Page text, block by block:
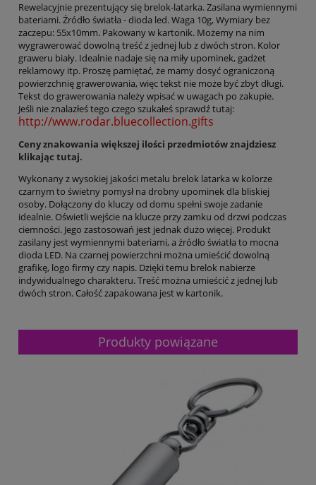
Rewelacyjnie prezentujący się brelok-latarka. Zasilana wymiennymi
bateriami. Źródło światła - dioda led. Waga 10g, Wymiary bez
zaczepu: 55x10mm. Pakowany w kartonik. Możemy na nim
wygrawerować dowolną treść z jednej lub z dwóch stron. Kolor
graweru biały. Idealnie nadaje się na miły upominek, gadżet
reklamowy itp. Proszę pamiętać, że mamy dosyć ograniczoną
powierzchnię grawerowania, więc tekst nie może być zbyt długi.
Tekst do grawerowania należy wpisać w uwagach po zakupie.
Jeśli nie znalazłeś tego czego szukałeś sprawdź tutaj:
http://www.rodar.bluecollection.gifts
Ceny znakowania większej ilości przedmiotów znajdziesz
klikając tutaj.
Wykonany z wysokiej jakości metalu brelok latarka w kolorze
czarnym to świetny pomysł na drobny upominek dla bliskiej
osoby. Dołączony do kluczy od domu spełni swoje zadanie
idealnie. Oświetli wejście na klucze przy zamku od drzwi podczas
ciemności. Jego zastosowań jest jednak dużo więcej. Produkt
zasilany jest wymiennymi bateriami, a źródło światła to mocna
dioda LED. Na czarnej powierzchni można umieścić dowolną
grafikę, logo firmy czy napis. Dzięki temu brelok nabierze
indywidualnego charakteru. Treść można umieścić z jednej lub
dwóch stron. Całość zapakowana jest w kartonik.
Produkty powiązane